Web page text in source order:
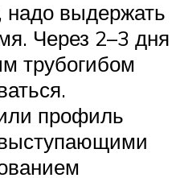
надо выдержать
Через 2–3 дня
трубогибом
профиль